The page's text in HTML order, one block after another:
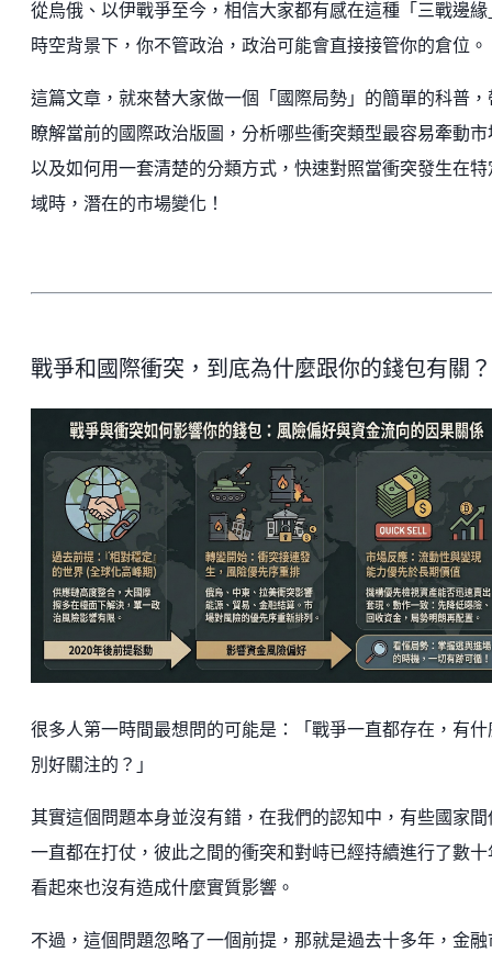
從烏俄、以伊戰爭至今，相信大家都有感在這種「三戰邊緣
時空背景下，你不管政治，政治可能會直接接管你的倉位。
這篇文章，就來替大家做一個「國際局勢」的簡單的科普，
瞭解當前的國際政治版圖，分析哪些衝突類型最容易牽動市
以及如何用一套清楚的分類方式，快速對照當衝突發生在特
域時，潛在的市場變化！
戰爭和國際衝突，到底為什麼跟你的錢包有關？
很多人第一時間最想問的可能是：「戰爭一直都存在，有什
別好關注的？」
其實這個問題本身並沒有錯，在我們的認知中，有些國家間
一直都在打仗，彼此之間的衝突和對峙已經持續進行了數十
看起來也沒有造成什麼實質影響。
不過，這個問題忽略了一個前提，那就是過去十多年，金融